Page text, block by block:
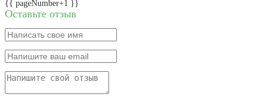
{{ pageNumber+1 }}
Оставьте отзыв